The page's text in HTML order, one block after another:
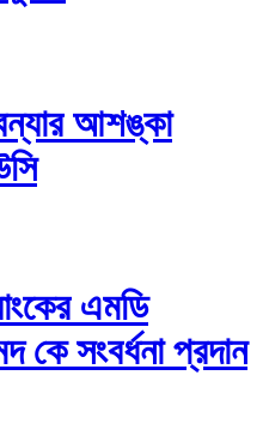
আশঙ্কা
এমডি
কে সংবর্ধনা প্রদান